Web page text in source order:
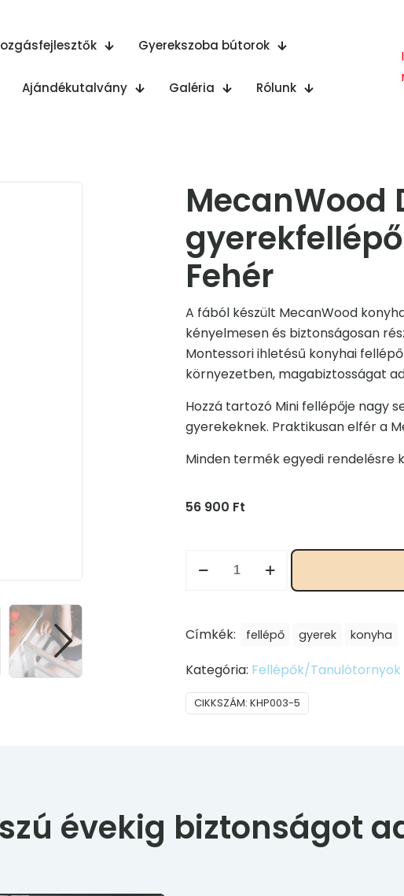
Gyerekszoba bútorok
Ajándékutalvány Galéria Rólunk
MecanWood
Fehér
A fából készült MecanWood
kényelmesen és biztonságosan
Montessori ihletésű konyhai
környezetben, magabiztosságat
Hozzá tartozó Mini fellépője nagy
gyerekeknek. Praktikusan elfér a
Minden termék egyedi rendelésre
56 900 Ft
fellépővel
-
Fehér
mennyiség
Címkék: fellépő gyerek konyha
Kategória: Fellépők/Tanulótornyok
CIKKSZÁM: KHP003-5
évekig biztonságot